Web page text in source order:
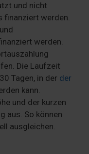
und nicht
finanziert werden.
werden.
Die Laufzeit
Tagen, in der der
kann.
und der kurzen
aus. So können
ausgleichen.